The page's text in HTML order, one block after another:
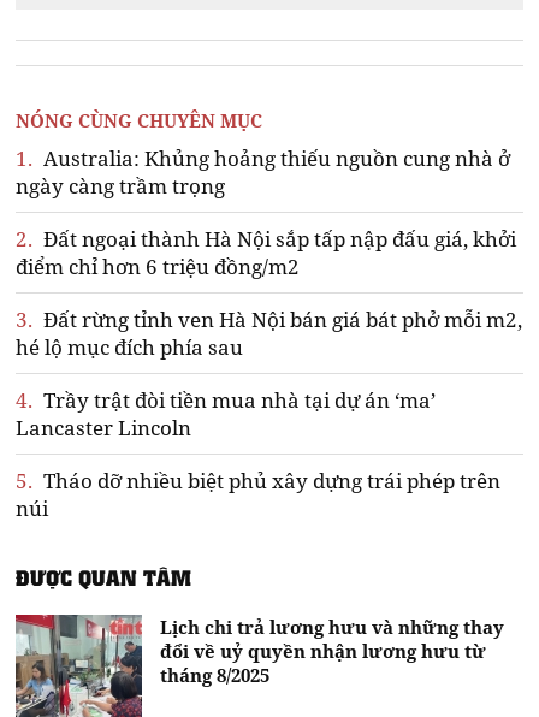
NÓNG CÙNG CHUYÊN MỤC
1. Australia: Khủng hoảng thiếu nguồn cung nhà ở
ngày càng trầm trọng
2. Đất ngoại thành Hà Nội sắp tấp nập đấu giá, khởi
điểm chỉ hơn 6 triệu đồng/m2
3. Đất rừng tỉnh ven Hà Nội bán giá bát phở mỗi m2,
hé lộ mục đích phía sau
4. Trầy trật đòi tiền mua nhà tại dự án ‘ma’
Lancaster Lincoln
5. Tháo dỡ nhiều biệt phủ xây dựng trái phép trên
núi
ĐƯỢC QUAN TÂM
Lịch chi trả lương hưu và những thay
đổi về uỷ quyền nhận lương hưu từ
tháng 8/2025